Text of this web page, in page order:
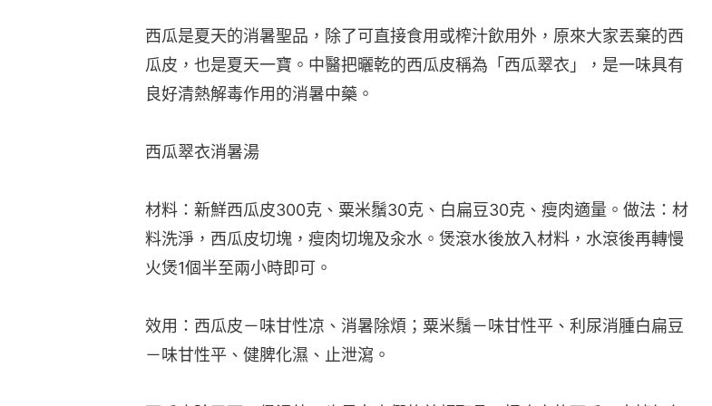
西瓜是夏天的消暑聖品，除了可直接食用或榨汁飲用外，原來大家丟棄的西
瓜皮，也是夏天一寶。中醫把曬乾的西瓜皮稱為「西瓜翠衣」，是一味具有
良好清熱解毒作用的消暑中藥。
西瓜翠衣消暑湯
材料：新鮮西瓜皮300克、粟米鬚30克、白扁豆30克、瘦肉適量。做法：材
料洗淨，西瓜皮切塊，瘦肉切塊及汆水。煲滾水後放入材料，水滾後再轉慢
火煲1個半至兩小時即可。
效用：西瓜皮－味甘性凉、消暑除煩；粟米鬚－味甘性平、利尿消腫白扁豆
－味甘性平、健脾化濕、止泄瀉。